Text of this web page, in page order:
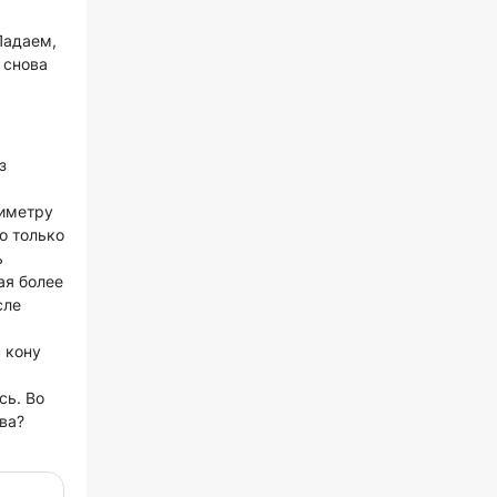
только
более
кону
Во